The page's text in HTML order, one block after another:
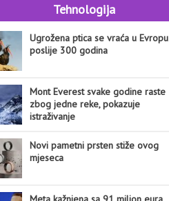
Tehnologija
Ugrožena ptica se vraća u Evropu
poslije 300 godina
Mont Everest svake godine raste
zbog jedne reke, pokazuje
istraživanje
Novi pametni prsten stiže ovog
mjeseca